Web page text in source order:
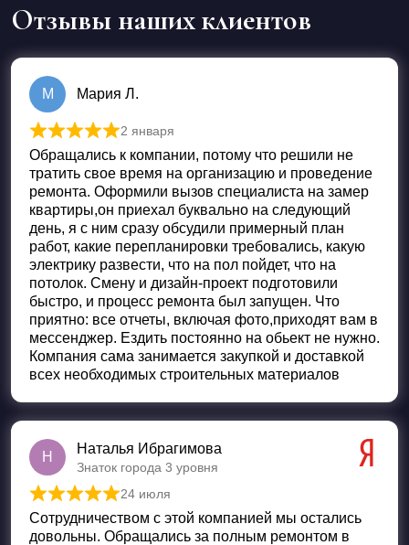
Отзывы наших клиентов
М Мария Л.
Оценка 5из 5
2 января
Обращались к компании, потому что решили не
тратить свое время на организацию и проведение
ремонта. Оформили вызов специалиста на замер
квартиры,он приехал буквально на следующий
день, я с ним сразу обсудили примерный план
работ, какие перепланировки требовались, какую
электрику развести, что на пол пойдет, что на
потолок. Смену и дизайн-проект подготовили
быстро, и процесс ремонта был запущен. Что
приятно: все отчеты, включая фото,приходят вам в
мессенджер. Ездить постоянно на обьект не нужно.
Компания сама занимается закупкой и доставкой
всех необходимых строительных материалов
Н
Наталья Ибрагимова
Знаток города 3 уровня
Оценка 5 из 5
24 июля
Сотрудничеством с этой компанией мы остались
довольны. Обращались за полным ремонтом в